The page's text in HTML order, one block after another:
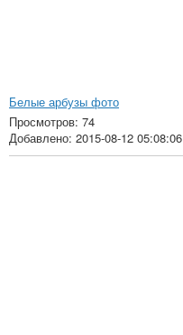
Белые арбузы фото
Просмотров: 74
Добавлено: 2015-08-12 05:08:06